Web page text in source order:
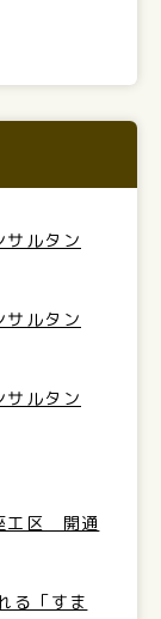
サルタン
サルタン
サルタン
工区 開通
る「すま